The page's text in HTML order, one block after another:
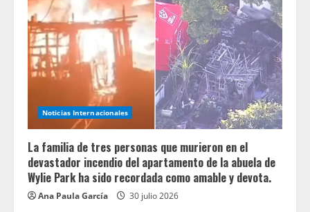
Noticias Internacionales
La familia de tres personas que murieron en el
devastador incendio del apartamento de la abuela de
Wylie Park ha sido recordada como amable y devota.
Ana Paula García 30 julio 2026